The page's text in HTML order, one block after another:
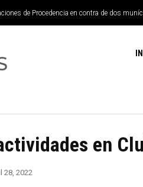
de Procedencia en contra de dos
en
28, 2022